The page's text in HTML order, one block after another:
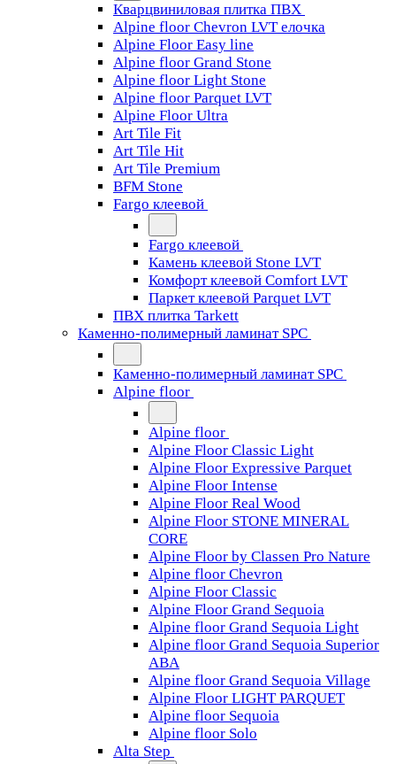
Кварцвиниловая плитка ПВХ
Alpine floor Chevron LVT елочка
Alpine Floor Easy line
Alpine floor Grand Stone
Alpine floor Light Stone
Alpine floor Parquet LVT
Alpine Floor Ultra
Art Tile Fit
Art Tile Hit
Art Tile Premium
BFM Stone
Fargo клеевой
Fargo клеевой
Камень клеевой Stone LVT
Комфорт клеевой Comfort LVT
Паркет клеевой Parquet LVT
ПВХ плитка Tarkett
Каменно-полимерный ламинат SPC
Каменно-полимерный ламинат SPC
Alpine floor
Alpine floor
Alpine Floor Classic Light
Alpine Floor Expressive Parquet
Alpine Floor Intense
Alpine Floor Real Wood
Alpine Floor STONE MINERAL
CORE
Alpine Floor by Classen Pro Nature
Alpine floor Chevron
Alpine Floor Classic
Alpine Floor Grand Sequoia
Alpine floor Grand Sequoia Light
Alpine floor Grand Sequoia Superior
ABA
Alpine floor Grand Sequoia Village
Alpine Floor LIGHT PARQUET
Alpine floor Sequoia
Alpine floor Solo
Alta Step